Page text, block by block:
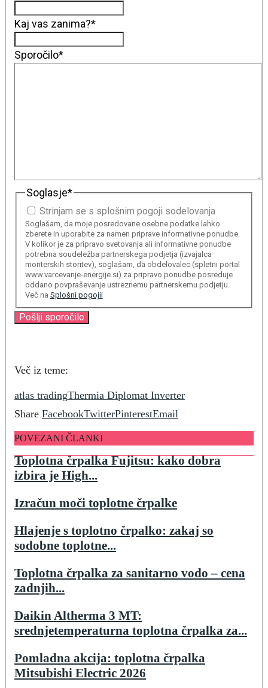
Kaj vas zanima?*
Sporočilo*
Soglasje*
Strinjam se s splošnim pogoji sodelovanja
Soglašam, da moje posredovane osebne podatke lahko
zberete in uporabite za namen priprave informativne ponudbe.
V kolikor je za pripravo svetovanja ali informativne ponudbe
potrebna soudeležba partnerskega podjetja (izvajalca
monterskih storitev), soglašam, da obdelovalec (spletni portal
www.varcevanje-energije.si) za pripravo ponudbe posreduje
oddano povpraševanje ustreznemu partnerskemu podjetju.
Več na Splošni pogojii
Več iz teme:
atlas tradingThermia Diplomat Inverter
Share FacebookTwitterPinterestEmail
POVEZANI ČLANKI
Toplotna črpalka Fujitsu: kako dobra
izbira je High...
Izračun moči toplotne črpalke
Hlajenje s toplotno črpalko: zakaj so
sodobne toplotne...
Toplotna črpalka za sanitarno vodo – cena
zadnjih...
Daikin Altherma 3 MT:
srednjetemperaturna toplotna črpalka za...
Pomladna akcija: toplotna črpalka
Mitsubishi Electric 2026